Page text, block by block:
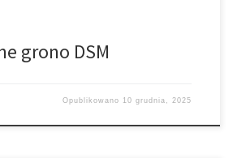
grono DSM
Opublikowano 10 grudnia, 2025